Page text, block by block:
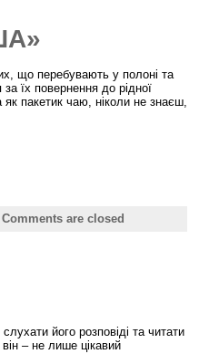
що перебувають у полоні та
їх повернення до рідної
пакетик чаю, ніколи не знаєш,
Comments are closed
його розповіді та читати
– не лише цікавий